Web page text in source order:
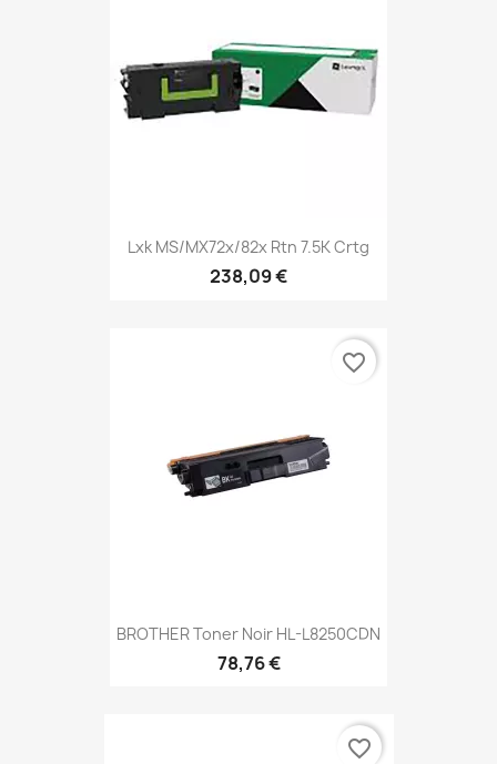
Lxk MS/MX72x/82x Rtn 7.5K Crtg
238,09 €
BROTHER Toner Noir HL-L8250CDN
78,76 €
favorite_border
favorite_border